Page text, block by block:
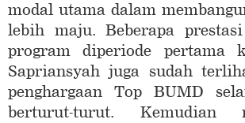
modal utama dalam
lebih maju. Beberapa
program diperiode pertama
Sapriansyah juga sudah
penghargaan Top BUMD
berturut-turut. Kemudian